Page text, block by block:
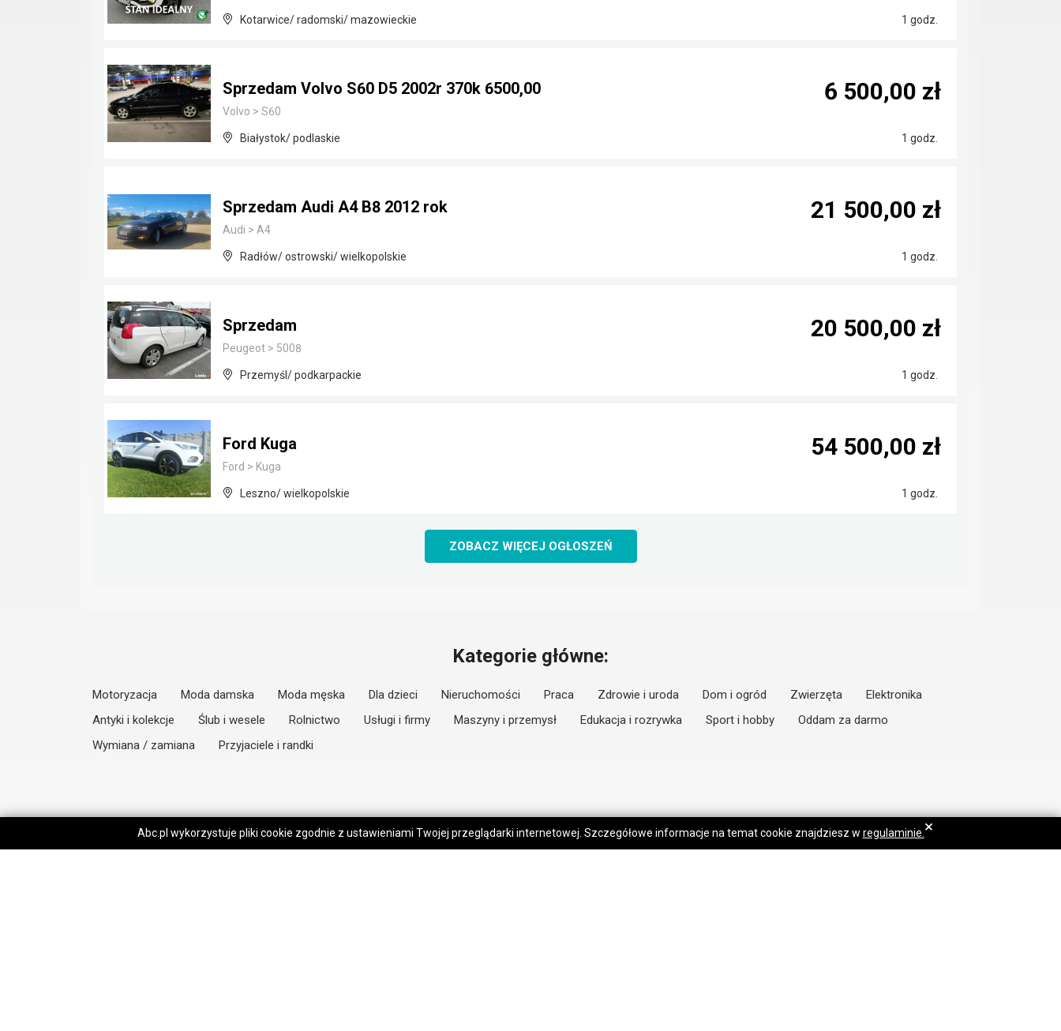
Kotarwice/ radomski/ mazowieckie 1 godz.
Sprzedam Volvo S60 D5 2002r 370k 6500,00
Volvo > S60
Białystok/ podlaskie 1 godz.
6 500,00 zł
Sprzedam Audi A4 B8 2012 rok
Audi > A4
Radłów/ ostrowski/ wielkopolskie 1 godz.
21 500,00 zł
Sprzedam
Peugeot > 5008
Przemyśl/ podkarpackie 1 godz.
20 500,00 zł
Ford Kuga
Ford > Kuga
Leszno/ wielkopolskie 1 godz.
54 500,00 zł
ZOBACZ WIĘCEJ OGŁOSZEŃ
Kategorie główne:
Motoryzacja Moda damska Moda męska Dla dzieci Nieruchomości Praca Zdrowie i uroda Dom i ogród Zwierzęta
Elektronika
Antyki i kolekcje
Ślub i wesele Rolnictwo Usługi i firmy Maszyny i przemysł Edukacja i rozrywka Sport i hobby
Oddam za darmo
Wymiana / zamiana
Przyjaciele i randki
Abc.pl wykorzystuje pliki cookie zgodnie z ustawieniami Twojej przeglądarki internetowej. Szczegółowe informacje na temat cookie znajdziesz w regulaminie. ×